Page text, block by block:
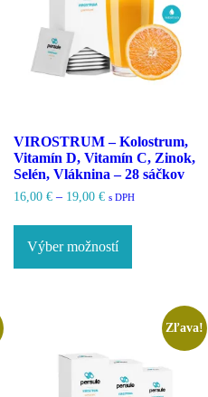
VIROSTRUM – Kolostrum,
Vitamín D, Vitamín C, Zinok,
Selén, Vláknina – 28 sáčkov
16,00 € – 19,00 €Price
16,00 €
through
19,00 €
s DPH
Výber možností
viacero
môžete
vybrať
stránke
Zľava!